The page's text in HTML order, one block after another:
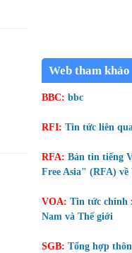
Web tham khảo
BBC: bbc
RFI: Tin tức liên
RFA: Bản tin tiếng
Free Asia" (RFA)
VOA: Tin tức chính
Nam và Thế giới
SGB: Tổng hợp